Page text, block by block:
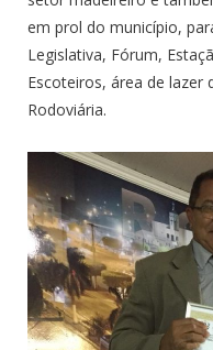
em prol do município,
Legislativa, Fórum,
Escoteiros, área de lazer
Rodoviária.